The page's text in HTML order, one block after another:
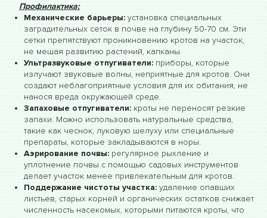
Профилактика:
Механические барьеры: установка специальных
заградительных сеток в почве на глубину 50-70 см. Эти
сетки препятствуют проникновению кротов на участок,
не мешая развитию растений, капканы.
Ультразвуковые отпугиватели: приборы, которые
излучают звуковые волны, неприятные для кротов. Они
создают неблагоприятные условия для их обитания, не
нанося вреда окружающей среде.
Запаховые отпугиватели: кроты не переносят резкие
запахи. Можно использовать натуральные средства,
такие как чеснок, луковую шелуху или специальные
препараты, которые закладываются в норы.
Аэрирование почвы: регулярное рыхление и
уплотнение почвы с помощью садовых инструментов
делает участок менее привлекательным для кротов.
Поддержание чистоты участка: удаление опавших
листьев, старых корней и органических остатков снижает
численность насекомых, которыми питаются кроты, что